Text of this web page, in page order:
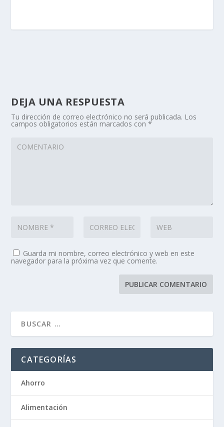
DEJA UNA RESPUESTA
Tu dirección de correo electrónico no será publicada. Los
campos obligatorios están marcados con*
Guarda mi nombre, correo electrónico y web en este
navegador para la próxima vez que comente.
CATEGORÍAS
Ahorro
Alimentación